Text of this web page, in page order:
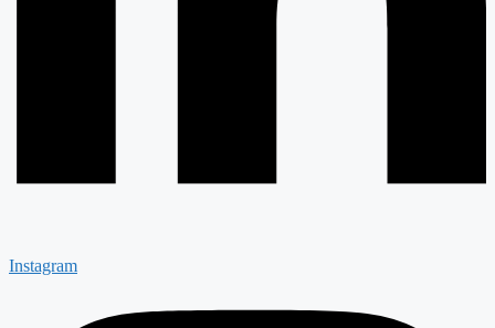
Instagram